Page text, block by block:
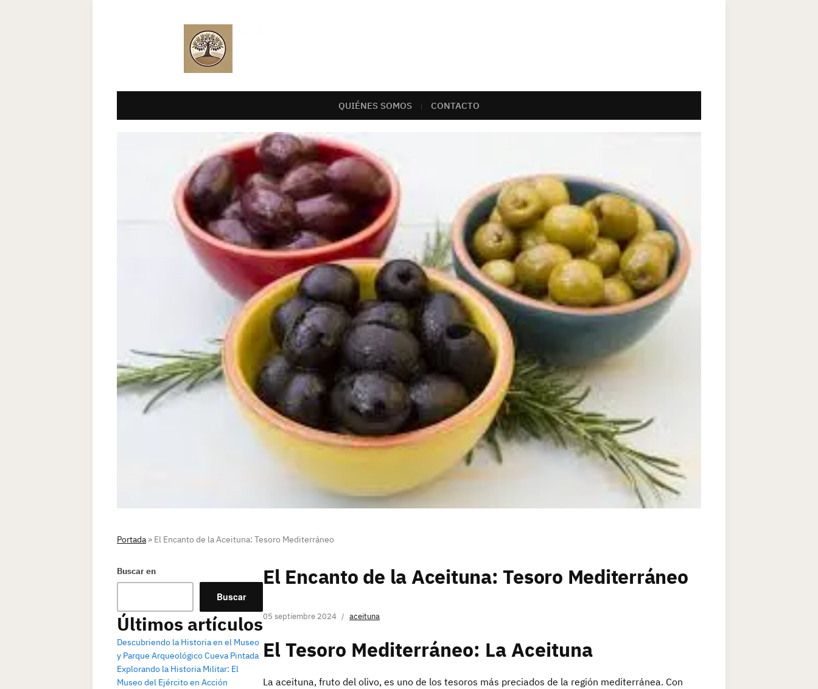
QUIÉNES SOMOS CONTACTO
Portada » El Encanto de la Aceituna: Tesoro Mediterráneo
Buscar en
Buscar
Últimos artículos
Descubriendo la Historia en el Museo
y Parque Arqueológico Cueva Pintada
Explorando la Historia Militar: El
Museo del Ejército en Acción
El Encanto de la Aceituna: Tesoro Mediterráneo
05 septiembre 2024 aceituna
El Tesoro Mediterráneo: La Aceituna
La aceituna, fruto del olivo, es uno de los tesoros más preciados de la región mediterránea. Con